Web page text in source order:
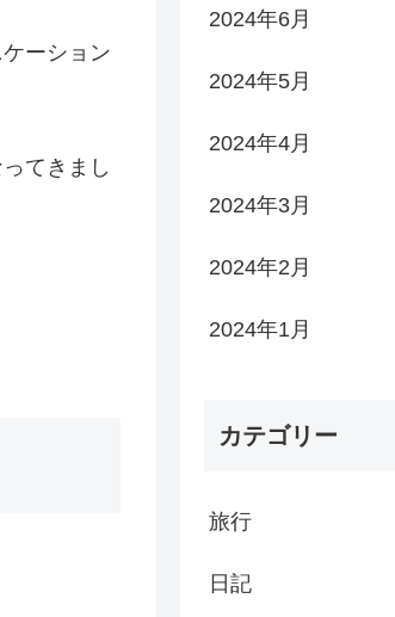
ーション
てきまし
2024年6月
2024年5月
2024年4月
2024年3月
2024年2月
2024年1月
カテゴリー
旅行
日記